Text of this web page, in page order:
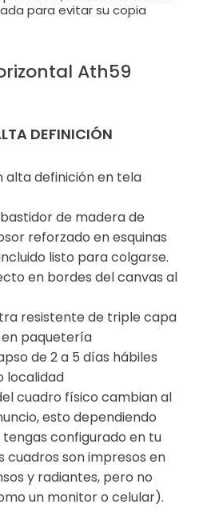
para evitar su copia
Ath59
DEFINICIÓN
alta definición en tela
de madera de
reforzado en esquinas
listo para colgarse.
en bordes del canvas al
resistente de triple capa
paquetería
de 2 a 5 días hábiles
localidad
cuadro físico cambian al
esto dependiendo
configurado en tu
cuadros son impresos en
y radiantes, pero no
un monitor o celular).